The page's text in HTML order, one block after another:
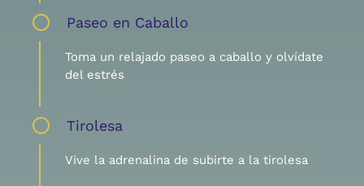
Paseo en Caballo
Toma un relajado paseo a caballo y olvídate
del estrés
Tirolesa
Vive la adrenalina de subirte a la tirolesa